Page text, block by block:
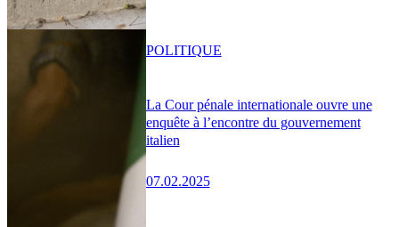
La Cour pénale internationale ouvre une
enquête à l’encontre du gouvernement
italien
07.02.2025
POLITIQUE